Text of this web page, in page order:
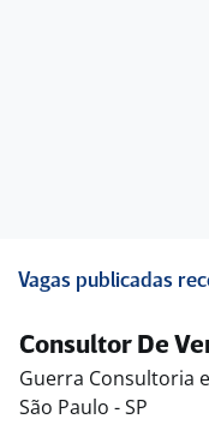
Vagas publicadas
Consultor De
Guerra Consultoria
São Paulo - SP